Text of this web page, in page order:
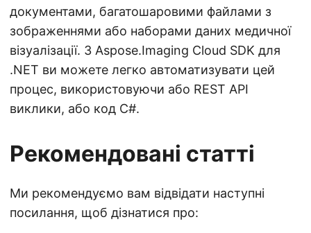
документами, багатошаровими файлами з
зображеннями або наборами даних медичної
візуалізації. З Aspose.Imaging Cloud SDK для
.NET ви можете легко автоматизувати цей
процес, використовуючи або REST API
виклики, або код C#.
Рекомендовані статті
Ми рекомендуємо вам відвідати наступні
посилання, щоб дізнатися про: